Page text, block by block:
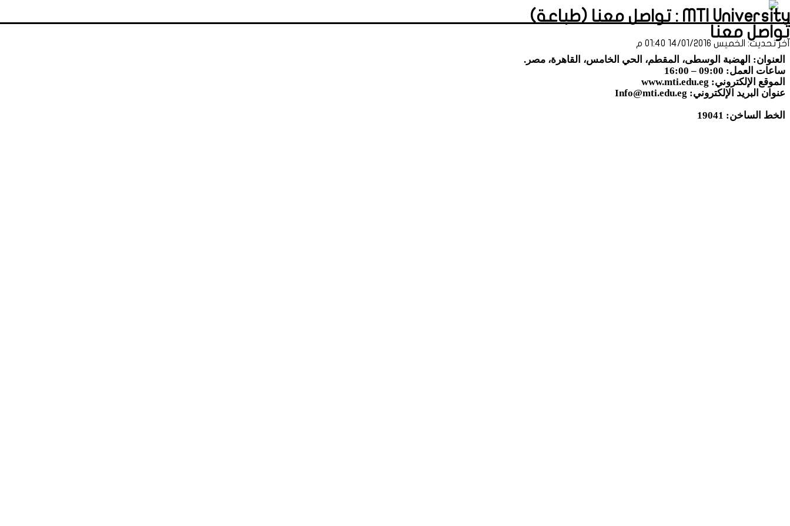
MTI University : تواصل معنا (طباعة)
تواصل معنا
آخر تحديث: الخميس 14/01/2016 01:40 م
العنوان: الهضبة الوسطى، المقطم، الحي الخامس، القاهرة، مصر.
ساعات العمل: 09:00 – 16:00
الموقع الإلكتروني: www.mti.edu.eg
عنوان البريد الإلكتروني: Info@mti.edu.eg
الخط الساخن: 19041